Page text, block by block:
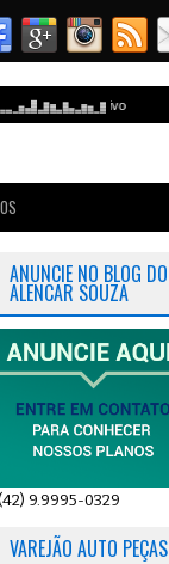
ANUNCIE NO BLOG DO
ALENCAR SOUZA
9.9995-0329
VAREJÃO AUTO PEÇAS